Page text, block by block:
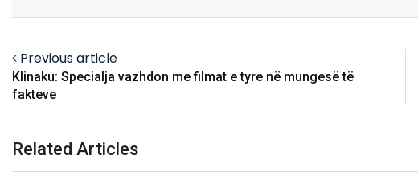
Previous article
Klinaku: Specialja vazhdon me filmat e tyre në mungesë të
fakteve
Related Articles